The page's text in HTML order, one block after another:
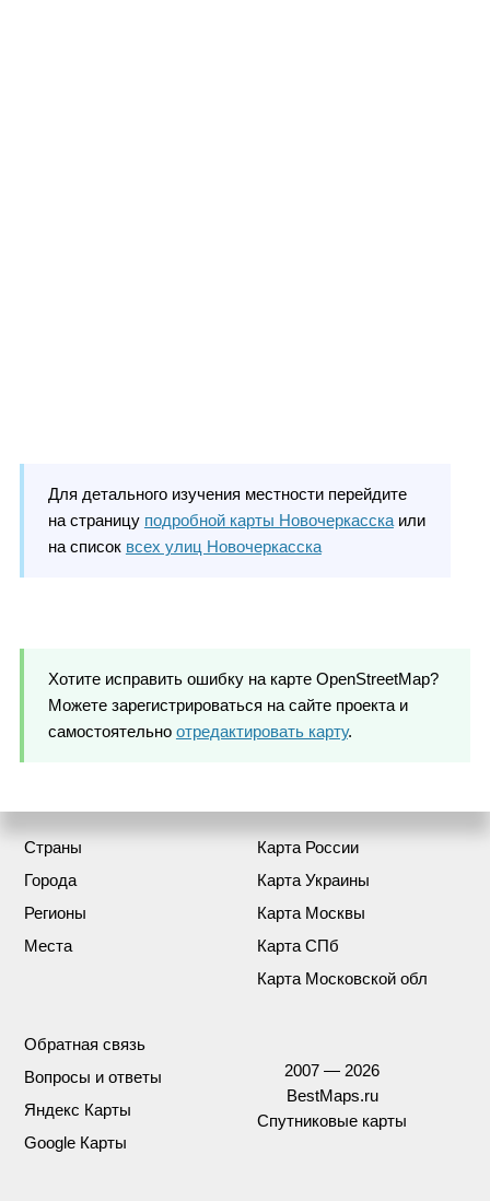
Для детального изучения местности перейдите
на страницу подробной карты Новочеркасскаили
на список всех улиц Новочеркасска
Хотите исправить ошибку на карте OpenStreetMap?
Можете зарегистрироваться на сайте проекта и
самостоятельно отредактировать карту.
Страны
Города
Регионы
Места
Карта России
Карта Украины
Карта Москвы
Карта СПб
Карта Московской обл
Обратная связь
Вопросы и ответы
Яндекс Карты
Google Карты
2007 — 2026
BestMaps.ru
Спутниковые карты